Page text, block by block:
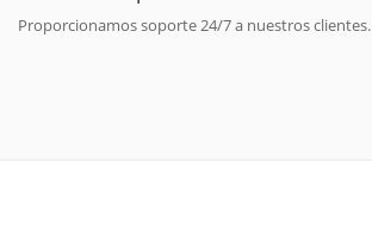
Proporcionamos soporte 24/7 a nuestros clientes.